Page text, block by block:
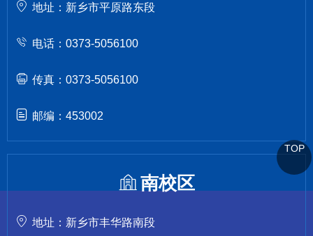
地址：新乡市平原路东段
电话：0373-5056100
传真：0373-5056100
邮编：453002
南校区
地址：新乡市丰华路南段
TOP